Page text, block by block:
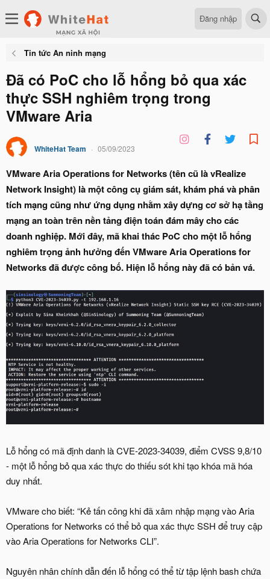
Đăng nhập
Tin tức An ninh mạng
Đã có PoC cho lỗ hổng bỏ qua xác
thực SSH nghiêm trọng trong
VMware Aria
WhiteHat Team 05/09/2023
VMware Aria Operations for Networks (tên cũ là vRealize
Network Insight) là một công cụ giám sát, khám phá và phân
tích mạng cũng như ứng dụng nhằm xây dựng cơ sở hạ tầng
mạng an toàn trên nền tảng điện toán đám mây cho các
doanh nghiệp. Mới đây, mã khai thác PoC cho một lỗ hổng
nghiêm trọng ảnh hưởng đến VMware Aria Operations for
Networks đã được công bố. Hiện lỗ hổng này đã có bản vá.
Lỗ hổng có mã định danh là CVE-2023-34039, điểm CVSS 9,8/10
- một lỗ hổng bỏ qua xác thực do thiếu sót khi tạo khóa mã hóa
duy nhất.
VMware cho biết: “Kẻ tấn công khi đã xâm nhập mạng vào Aria
Operations for Networks có thể bỏ qua xác thực SSH để truy cập
vào Aria Operations for Networks CLI”.
Nguyên nhân chính dẫn đến lỗ hổng có thể từ tập lệnh bash chứa